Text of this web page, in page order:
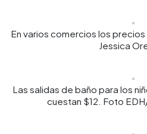
En varios comercios los
Jessica
Las salidas de baño para los
cuestan $12. Foto